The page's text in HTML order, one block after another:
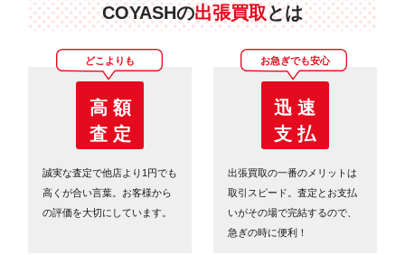
COYASHの出張買取とは
どこよりも
高 額
査 定
誠実な査定で他店より1円でも
高くが合い言葉。お客様から
の評価を大切にしています。
お急ぎでも安心
迅 速
支 払
出張買取の一番のメリットは
取引スピード。査定とお支払
いがその場で完結するので、
急ぎの時に便利！